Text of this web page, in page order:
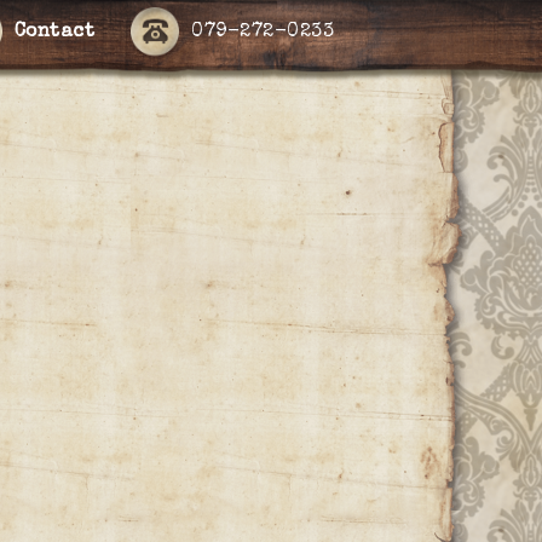
079-272-0233
Contact